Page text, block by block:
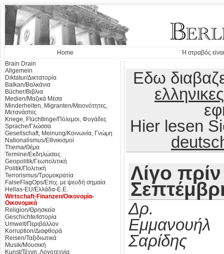
Home
Ή στραβός
Brain Drain
Allgemein
Diktatur/Δικτατορία
Balkan/Βαλκάνια
Bücher/Βιβλια
Medien/Μαζικά Μέσα
Minderheiten, Migranten/Μειονότητες,
Μετανάστες
Kriege, Flüchtlinge/Πόλεμοι, Φυγάδες
Sprache/Γλώσσα
Gesellschaft, Meinung/Κοινωνία, Γνώμη
Nationalismus/Εθνικισμοί
Thema/Θέμα
Termine/Εκδηλώσεις
Geopolitik/Γεωπολιτική
Politik/Πολιτική
Terrorismus/Τρομοκρατία
FalseFlagOps/Επιχ. με ψευδή σημαία
Hellas-EU/Ελλάδα-Ε.Ε.
Wirtschaft-Finanzen/Οικονομία-
Οικονομικά
Religion/Θρησκεία
Geschichte/Ιστορία
Umwelt/Περιβάλλον
Korruption/Διαφθορά
Reisen/Ταξιδιωτικά
Musik/Μουσική
Kunst/Τέχνη, Λογοτεχνία
Εδω
ελληνικες
Hier lesen
Λίγο
Δρ.
Εμμανουήλ
Σαρίδης